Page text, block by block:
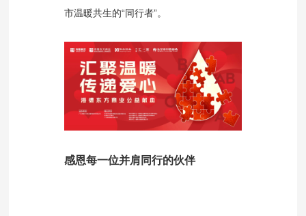
市温暖共生的“同行者”。
感恩每一位并肩同行的伙伴